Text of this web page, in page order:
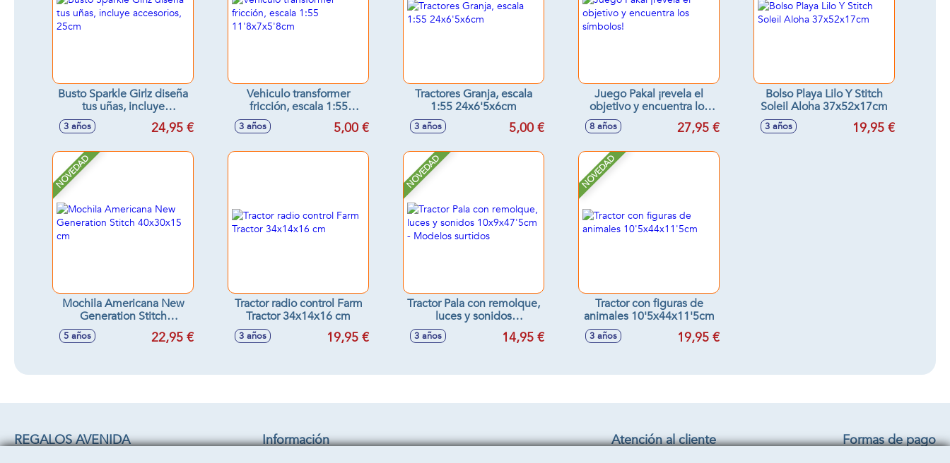
Busto Sparkle Girlz diseña
tus uñas, incluye
accesorios, 25cm
3 años 24,95 €
Vehiculo transformer
fricción, escala 1:55
11'8x7x5'8cm
3 años 5,00 €
Tractores Granja, escala
1:55 24x6'5x6cm
3 años 5,00 €
Juego Pakal ¡revela el
objetivo y encuentra los
8 años 27,95 €
Bolso Playa Lilo Y Stitch
Soleil Aloha 37x52x17cm
3 años 19,95 €
NOVEDAD
Mochila Americana New
Generation Stitch
40x30x15 cm
5 años 22,95 €
Tractor radio control Farm
Tractor 34x14x16 cm
3 años 19,95 €
NOVEDAD
Tractor Pala con remolque,
luces y sonidos
10x9x47'5cm - Modelos
3 años 14,95 €
NOVEDAD
Tractor con figuras de
animales 10'5x44x11'5cm
3 años 19,95 €
REGALOS AVENIDA Información Atención al cliente Formas de pago